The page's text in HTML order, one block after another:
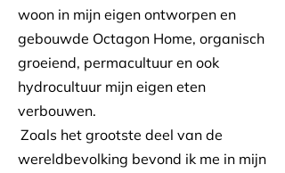
woon in mijn eigen ontworpen en
gebouwde Octagon Home, organisch
groeiend, permacultuur en ook
hydrocultuur mijn eigen eten
verbouwen.
Zoals het grootste deel van de
wereldbevolking bevond ik me in mijn